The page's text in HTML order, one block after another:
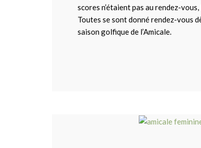
scores n’étaient pas au rendez-
Toutes se sont donné rendez-vous
saison golfique de l’Amicale.